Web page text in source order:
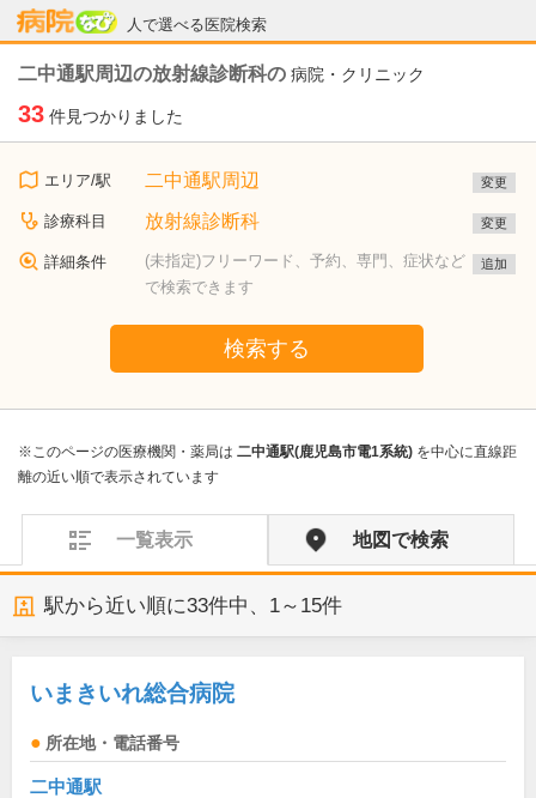
人で選べる医院検索
病院なび
二中通駅周辺の放射線診断科の 病院・クリニック
33 件見つかりました
エリア/駅 二中通駅周辺 変更
診療科目 放射線診断科 変更
詳細条件
(未指定)フリーワード、予約、専門、症状など
で検索できます
追加
検索する
※このページの医療機関・薬局は 二中通駅(鹿児島市電1系統) を中心に直線距
離の近い順で表示されています
一覧表示 地図で検索
駅から近い順に33件中、 1～15件
いまきいれ総合病院
所在地・電話番号
二中通駅